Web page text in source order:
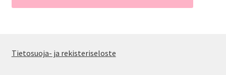
Tietosuoja- ja rekisteriseloste